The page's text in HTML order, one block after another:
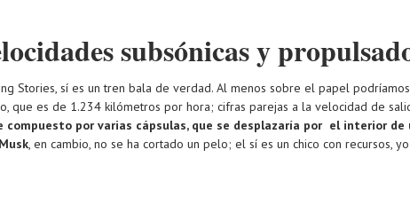
subsónicas y
Stories, sí es un tren bala de verdad. Al menos sobre el papel
es de 1.234 kilómetros por hora; cifras parejas a la velocidad de
por varias cápsulas, que se desplazaría por el interior de
, en cambio, no se ha cortado un pelo; el sí es un chico con recursos,